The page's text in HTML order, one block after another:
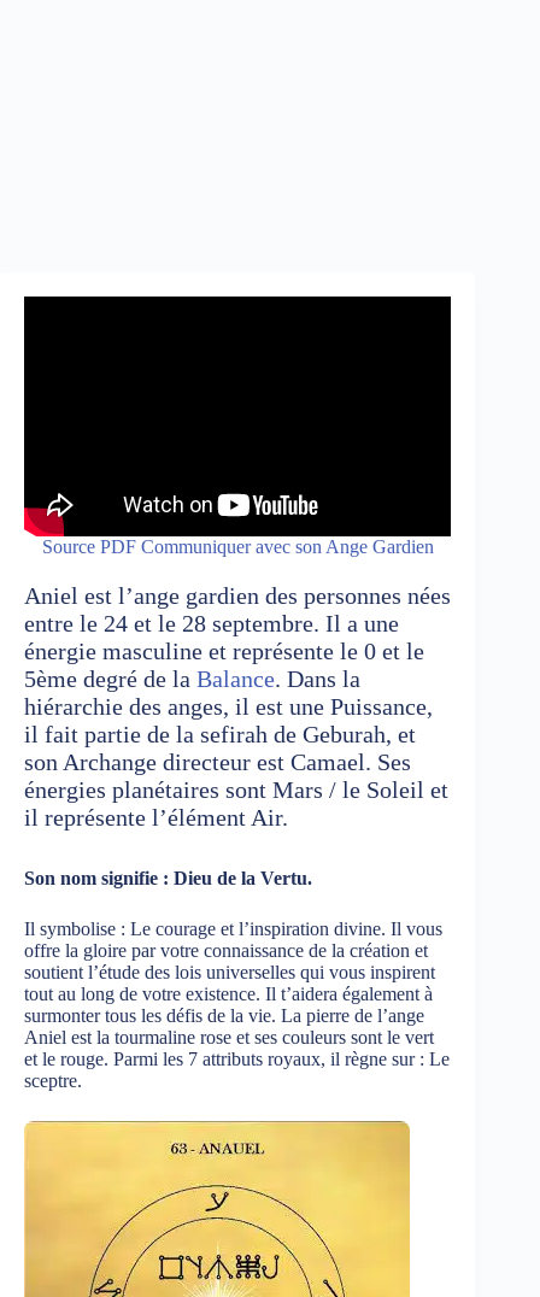
Source PDF Communiquer avec son Ange Gardien
Aniel est l’ange gardien des personnes nées
entre le 24 et le 28 septembre. Il a une
énergie masculine et représente le 0 et le
5ème degré de la Balance. Dans la
hiérarchie des anges, il est une Puissance,
il fait partie de la sefirah de Geburah, et
son Archange directeur est Camael. Ses
énergies planétaires sont Mars / le Soleil et
il représente l’élément Air.
Son nom signifie : Dieu de la Vertu.
Il symbolise : Le courage et l’inspiration divine. Il vous
offre la gloire par votre connaissance de la création et
soutient l’étude des lois universelles qui vous inspirent
tout au long de votre existence. Il t’aidera également à
surmonter tous les défis de la vie. La pierre de l’ange
Aniel est la tourmaline rose et ses couleurs sont le vert
et le rouge. Parmi les 7 attributs royaux, il règne sur : Le
sceptre.